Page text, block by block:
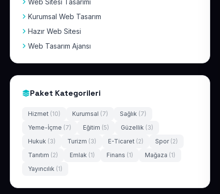
Web Sitesi Tasarımı
Kurumsal Web Tasarım
Hazır Web Sitesi
Web Tasarım Ajansı
Paket Kategorileri
Hizmet (10) Kurumsal (7) Sağlık (7)
Yeme-İçme (7) Eğitim (5) Güzellik (3)
Hukuk (3) Turizm (3) E-Ticaret (2) Spor (2)
Tanıtım (2) Emlak (1) Finans (1) Mağaza (1)
Yayıncılık (1)